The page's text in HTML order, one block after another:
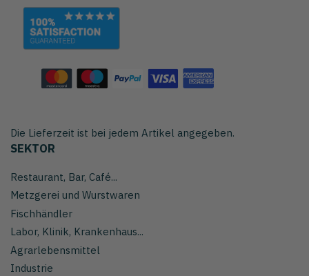
Die Lieferzeit ist bei jedem Artikel angegeben.
SEKTOR
Restaurant, Bar, Café...
Metzgerei und Wurstwaren
Fischhändler
Labor, Klinik, Krankenhaus...
Agrarlebensmittel
Industrie